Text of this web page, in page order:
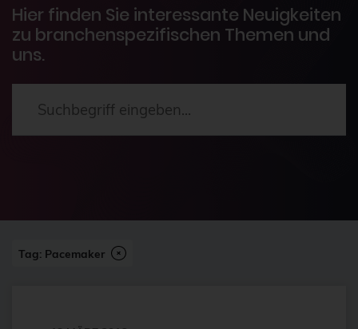
Hier finden Sie interessante Neuigkeiten
zu branchenspezifischen Themen und
uns.
PostgreSQL®
2FA
Abonnement
Tag: Pacemaker